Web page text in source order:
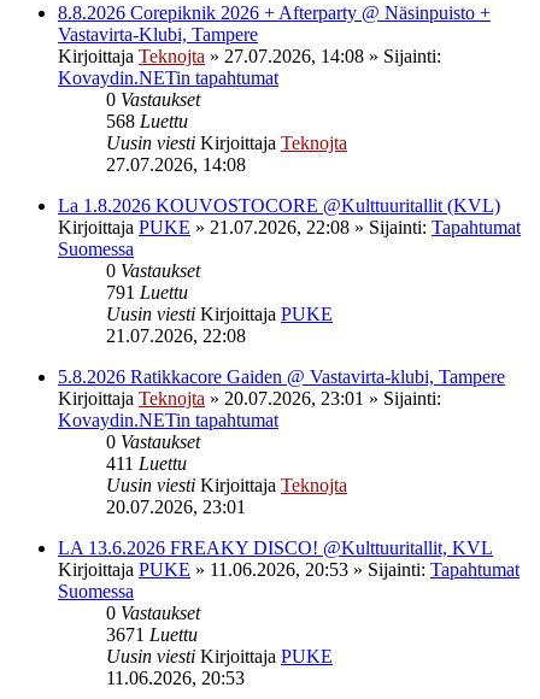
8.8.2026 Corepiknik 2026 + Afterparty @ Näsinpuisto +
Vastavirta-Klubi, Tampere
Kirjoittaja Teknojta » 27.07.2026, 14:08 » Sijainti:
Kovaydin.NETin tapahtumat
0 Vastaukset
568 Luettu
Uusin viesti Kirjoittaja Teknojta
27.07.2026, 14:08
La 1.8.2026 KOUVOSTOCORE @Kulttuuritallit (KVL)
Kirjoittaja PUKE » 21.07.2026, 22:08 » Sijainti: Tapahtumat
Suomessa
0 Vastaukset
791 Luettu
Uusin viesti Kirjoittaja PUKE
21.07.2026, 22:08
5.8.2026 Ratikkacore Gaiden @ Vastavirta-klubi, Tampere
Kirjoittaja Teknojta » 20.07.2026, 23:01 » Sijainti:
Kovaydin.NETin tapahtumat
0 Vastaukset
411 Luettu
Uusin viesti Kirjoittaja Teknojta
20.07.2026, 23:01
LA 13.6.2026 FREAKY DISCO! @Kulttuuritallit, KVL
Kirjoittaja PUKE » 11.06.2026, 20:53 » Sijainti: Tapahtumat
Suomessa
0 Vastaukset
3671 Luettu
Uusin viesti Kirjoittaja PUKE
11.06.2026, 20:53